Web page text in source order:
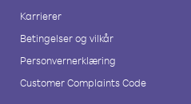
Karrierer
Betingelser og vilkår
Personvernerklæring
Customer Complaints Code